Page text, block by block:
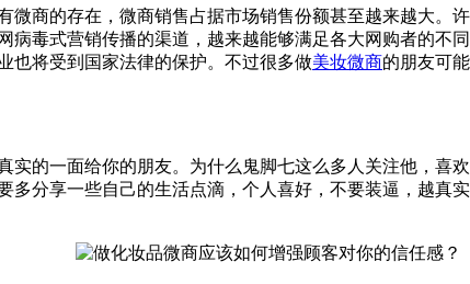
微商的存在，微商销售占据市场销售份额甚至越来越大。
病毒式营销传播的渠道，越来越能够满足各大网购者的不
也将受到国家法律的保护。不过很多做美妆微商的朋友可
一面给你的朋友。为什么鬼脚七这么多人关注他，喜
分享一些自己的生活点滴，个人喜好，不要装逼，越真